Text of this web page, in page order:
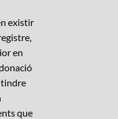
existir
en
tindre
que